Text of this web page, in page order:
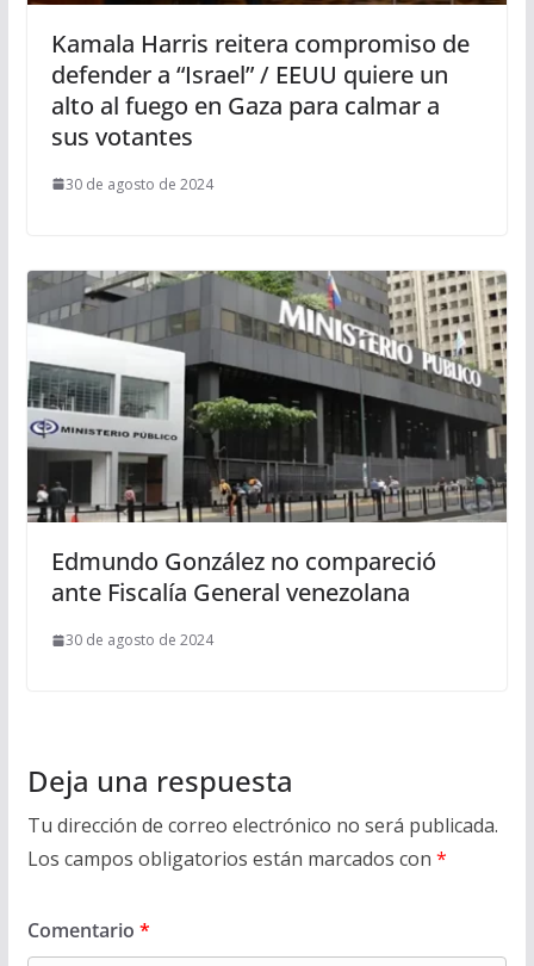
Kamala Harris reitera compromiso de
defender a “Israel” / EEUU quiere un
alto al fuego en Gaza para calmar a
sus votantes
30 de agosto de 2024
Edmundo González no compareció
ante Fiscalía General venezolana
30 de agosto de 2024
Deja una respuesta
Tu dirección de correo electrónico no será publicada.
Los campos obligatorios están marcados con *
Comentario *